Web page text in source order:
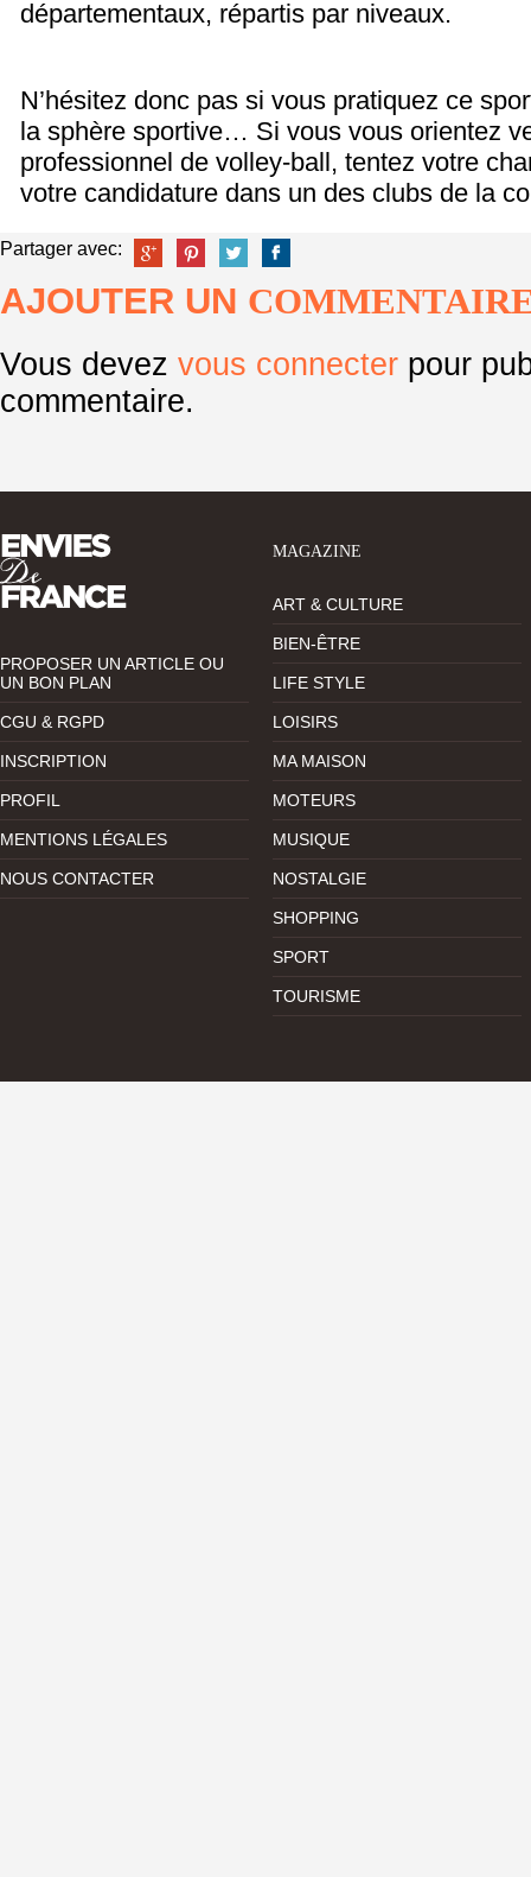
départementaux, répartis par niveaux.
N’hésitez donc pas si vous pratiquez ce
la sphère sportive… Si vous vous orientez
professionnel de volley-ball, tentez votre
votre candidature dans un des clubs de la
Partager avec:
AJOUTER UN
Vous devez vous connecter pour
commentaire.
PROPOSER UN ARTICLE OU
UN BON PLAN
CGU & RGPD
INSCRIPTION
PROFIL
MENTIONS LÉGALES
NOUS CONTACTER
MAGAZINE
ART & CULTURE
BIEN-ÊTRE
LIFE STYLE
LOISIRS
MA MAISON
MOTEURS
MUSIQUE
NOSTALGIE
SHOPPING
SPORT
TOURISME